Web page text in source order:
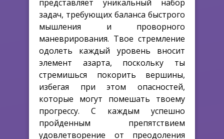
представляет уникальный набор
задач, требующих баланса быстрого
мышления и проворного
маневрирования. Твое стремление
одолеть каждый уровень вносит
элемент азарта, поскольку ты
стремишься покорить вершины,
избегая при этом опасностей,
которые могут помешать твоему
прогрессу. С каждым успешно
пройденным препятствием
удовлетворение от преодоления